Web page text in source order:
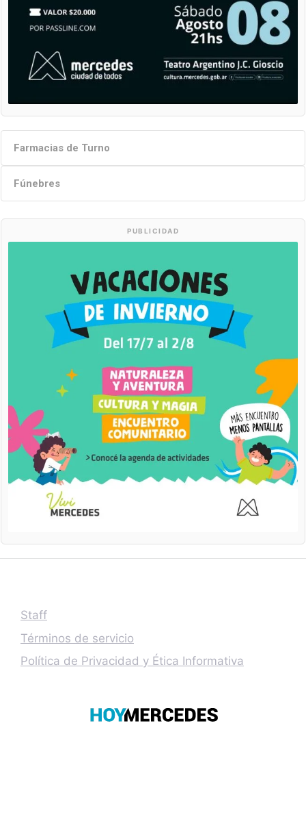
Farmacias de Turno
Fúnebres
PUBLICIDAD
Staff
Términos de servicio
Política de Privacidad y Ética Informativa